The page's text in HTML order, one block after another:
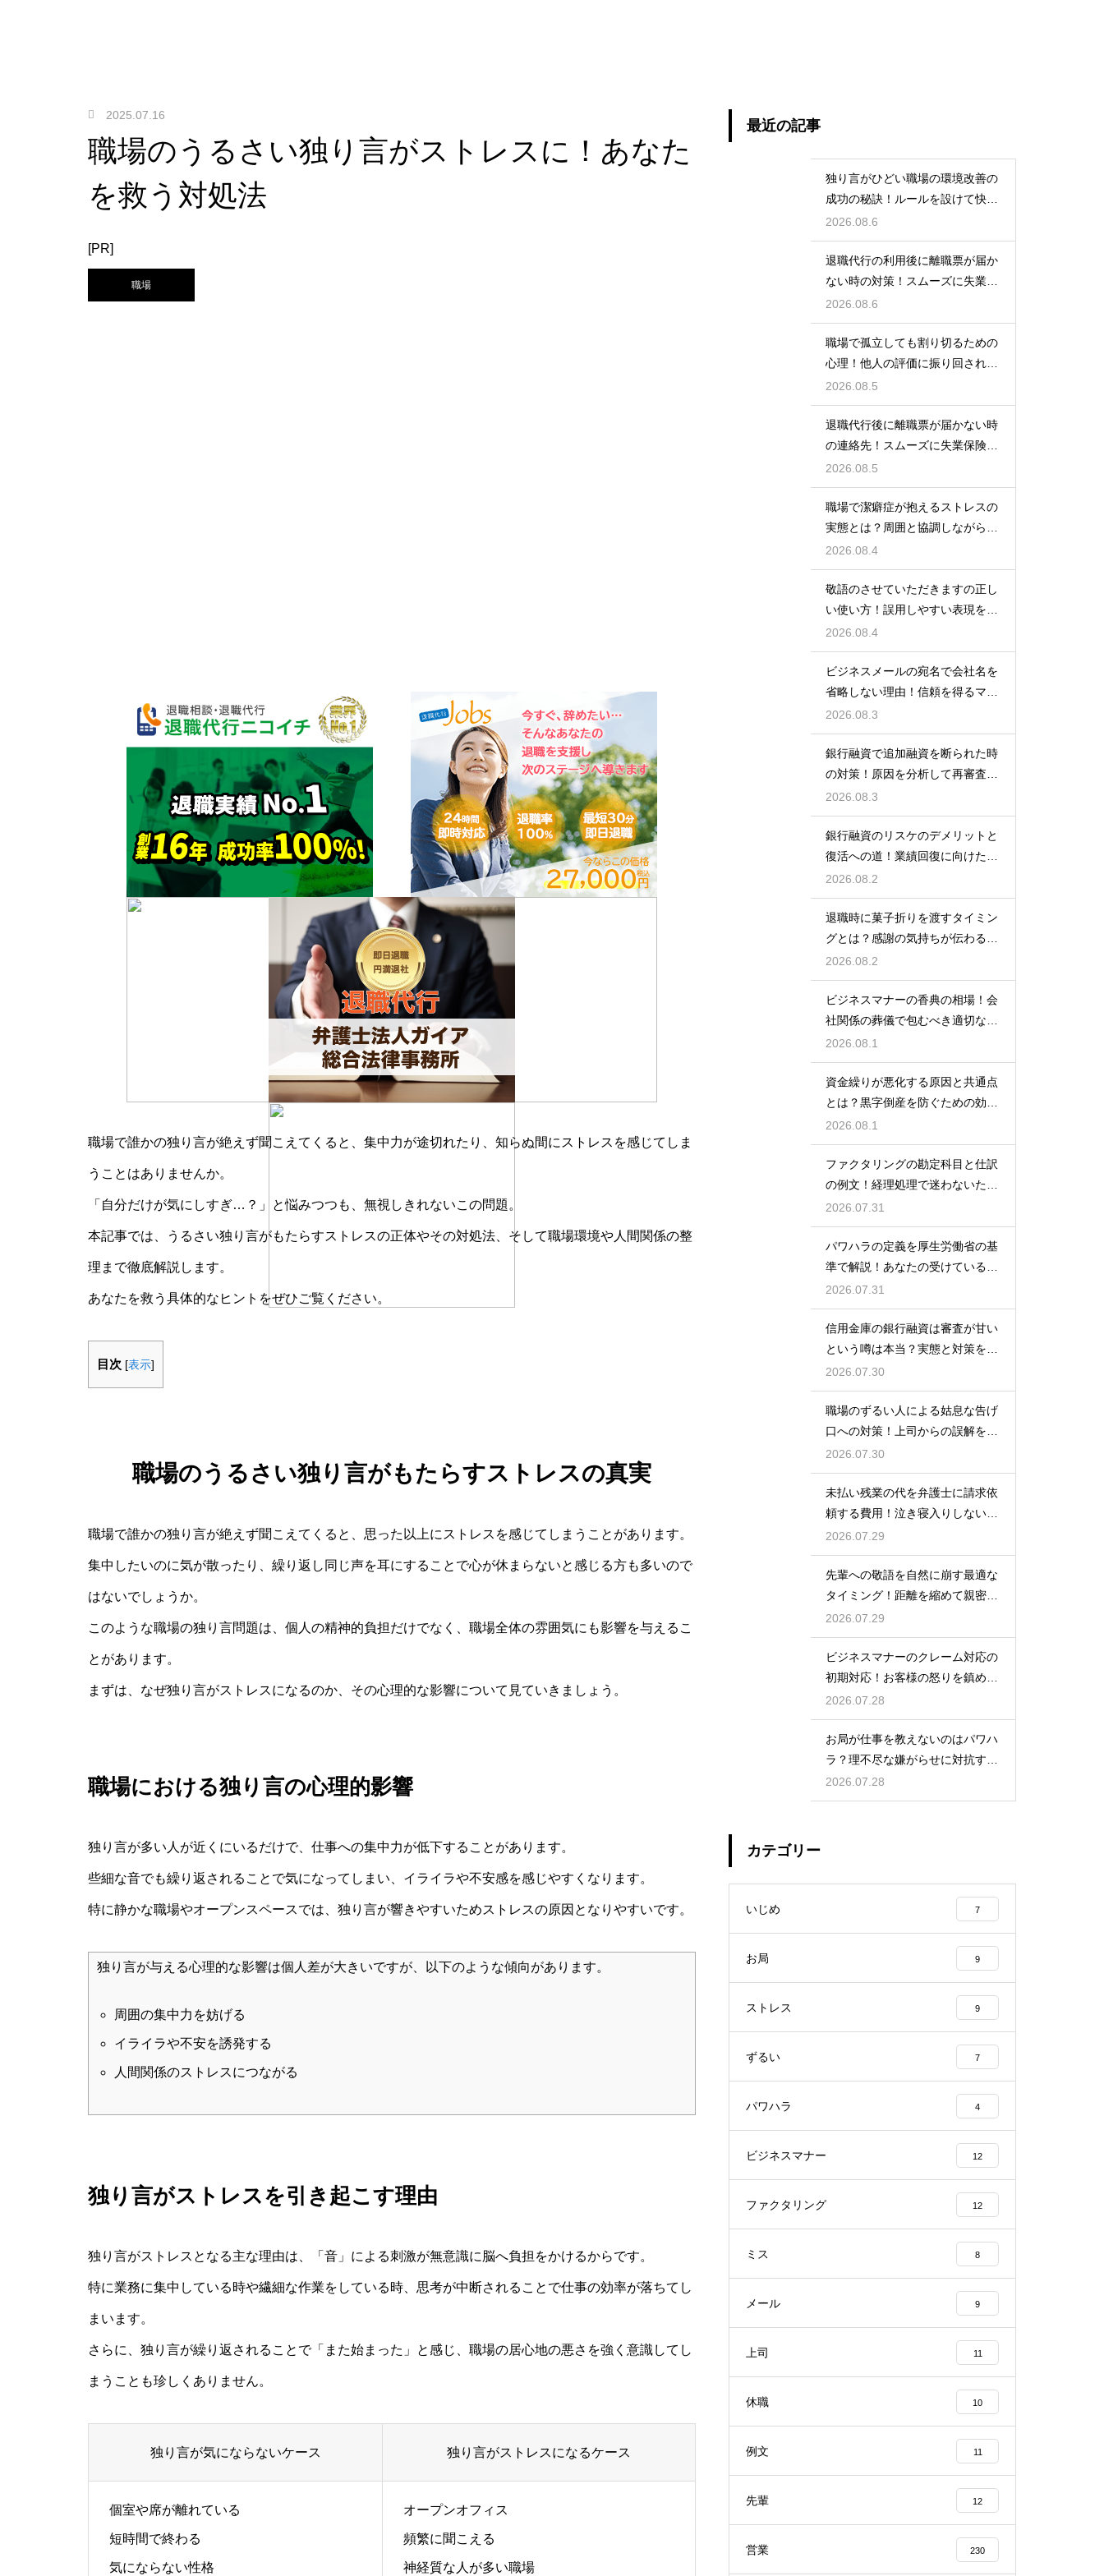
2025.07.16
職場のうるさい独り言がストレスに！あなた
を救う対処法
[PR]
職場
職場で誰かの独り言が絶えず聞こえてくると、集中力が途切れたり、知らぬ間にストレスを感じてしま
うことはありませんか。
「自分だけが気にしすぎ…？」と悩みつつも、無視しきれないこの問題。
本記事では、うるさい独り言がもたらすストレスの正体やその対処法、そして職場環境や人間関係の整
理まで徹底解説します。
あなたを救う具体的なヒントをぜひご覧ください。
目次 [表示]
職場のうるさい独り言がもたらすストレスの真実
職場で誰かの独り言が絶えず聞こえてくると、思った以上にストレスを感じてしまうことがあります。
集中したいのに気が散ったり、繰り返し同じ声を耳にすることで心が休まらないと感じる方も多いので
はないでしょうか。
このような職場の独り言問題は、個人の精神的負担だけでなく、職場全体の雰囲気にも影響を与えるこ
とがあります。
まずは、なぜ独り言がストレスになるのか、その心理的な影響について見ていきましょう。
職場における独り言の心理的影響
独り言が多い人が近くにいるだけで、仕事への集中力が低下することがあります。
些細な音でも繰り返されることで気になってしまい、イライラや不安感を感じやすくなります。
特に静かな職場やオープンスペースでは、独り言が響きやすいためストレスの原因となりやすいです。
独り言が与える心理的な影響は個人差が大きいですが、以下のような傾向があります。
周囲の集中力を妨げる
イライラや不安を誘発する
人間関係のストレスにつながる
独り言がストレスを引き起こす理由
独り言がストレスとなる主な理由は、「音」による刺激が無意識に脳へ負担をかけるからです。
特に業務に集中している時や繊細な作業をしている時、思考が中断されることで仕事の効率が落ちてし
まいます。
さらに、独り言が繰り返されることで「また始まった」と感じ、職場の居心地の悪さを強く意識してし
まうことも珍しくありません。
独り言が気にならないケース 独り言がストレスになるケース
個室や席が離れている
短時間で終わる
気にならない性格
オープンオフィス
頻繁に聞こえる
神経質な人が多い職場
最近の記事
独り言がひどい職場の環境改善の
成功の秘訣！ルールを設けて快適
な空間を作る
2026.08.6
退職代行の利用後に離職票が届か
ない時の対策！スムーズに失業保
険をもらう
2026.08.6
職場で孤立しても割り切るための
心理！他人の評価に振り回されな
いための術
2026.08.5
退職代行後に離職票が届かない時
の連絡先！スムーズに失業保険を
もらう術
2026.08.5
職場で潔癖症が抱えるストレスの
実態とは？周囲と協調しながら快
適に働く術
2026.08.4
敬語のさせていただきますの正し
い使い方！誤用しやすい表現を理
解する術
2026.08.4
ビジネスメールの宛名で会社名を
省略しない理由！信頼を得るマナ
ー
2026.08.3
銀行融資で追加融資を断られた時
の対策！原因を分析して再審査を
狙う
2026.08.3
銀行融資のリスケのデメリットと
復活への道！業績回復に向けた事
業計画
2026.08.2
退職時に菓子折りを渡すタイミン
グとは？感謝の気持ちが伝わる正
しいマナー
2026.08.2
ビジネスマナーの香典の相場！会
社関係の葬儀で包むべき適切な金
額の目安
2026.08.1
資金繰りが悪化する原因と共通点
とは？黒字倒産を防ぐための効果
的な対策
2026.08.1
ファクタリングの勘定科目と仕訳
の例文！経理処理で迷わないため
の知識
2026.07.31
パワハラの定義を厚生労働省の基
準で解説！あなたの受けている行
為は該当する？
2026.07.31
信用金庫の銀行融資は審査が甘い
という噂は本当？実態と対策を徹
底解説
2026.07.30
職場のずるい人による姑息な告げ
口への対策！上司からの誤解を解
いて自分の身の潔白を証明する手
順
2026.07.30
未払い残業の代を弁護士に請求依
頼する費用！泣き寝入りしないた
めの知識
2026.07.29
先輩への敬語を自然に崩す最適な
タイミング！距離を縮めて親密な
関係を築くためのステップ
2026.07.29
ビジネスマナーのクレーム対応の
初期対応！お客様の怒りを鎮める
謝罪の形
2026.07.28
お局が仕事を教えないのはパワハ
ラ？理不尽な嫌がらせに対抗する
具体策
2026.07.28
カテゴリー
いじめ 7
お局 9
ストレス 9
ずるい 7
パワハラ 4
ビジネスマナー 12
ファクタリング 12
ミス 8
メール 9
上司 11
休職 10
例文 11
先輩 12
営業 230